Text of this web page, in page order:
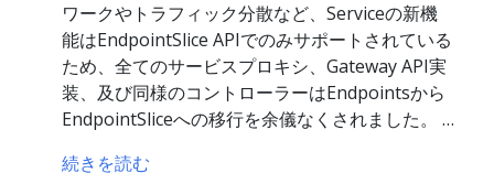
ワークやトラフィック分散など、Serviceの新機
能はEndpointSlice APIでのみサポートされている
ため、全てのサービスプロキシ、Gateway API実
装、及び同様のコントローラーはEndpointsから
EndpointSliceへの移行を余儀なくされました。 …
続きを読む